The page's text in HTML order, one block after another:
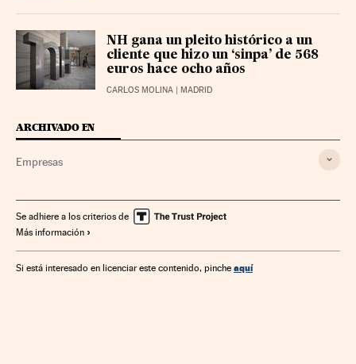
NH gana un pleito histórico a un
cliente que hizo un ‘sinpa’ de 568
euros hace ocho años
CARLOS MOLINA | MADRID
ARCHIVADO EN
Empresas
Se adhiere a los criterios de
Más información
Si está interesado en licenciar este contenido, pinche aquí